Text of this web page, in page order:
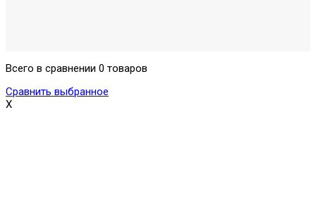
Всего в сравнении 0 товаров
Сравнить выбранное
X